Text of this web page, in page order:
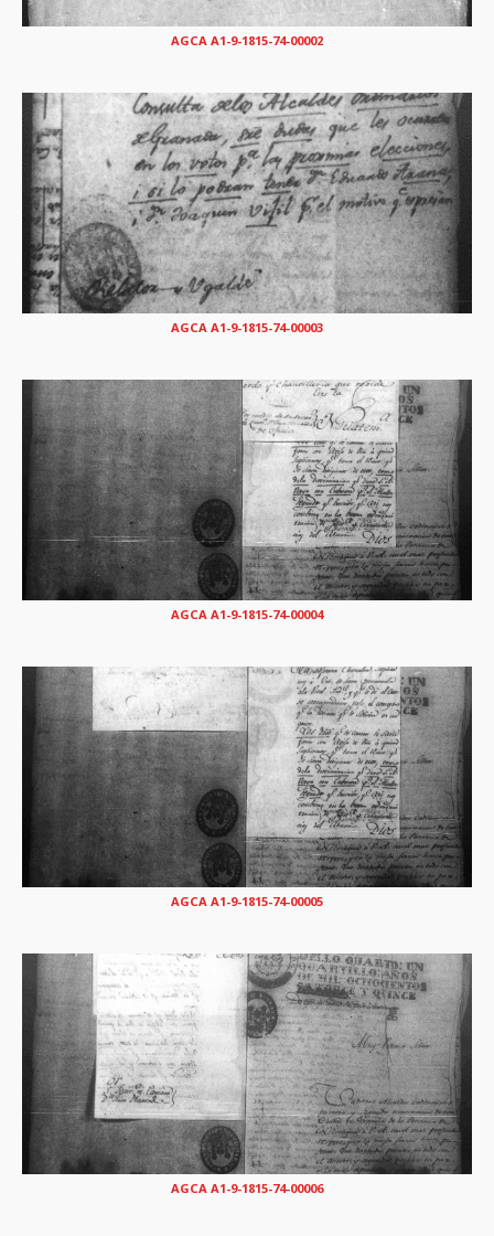
AGCA A1-9-1815-74-00002
AGCA A1-9-1815-74-00003
AGCA A1-9-1815-74-00004
AGCA A1-9-1815-74-00005
AGCA A1-9-1815-74-00006